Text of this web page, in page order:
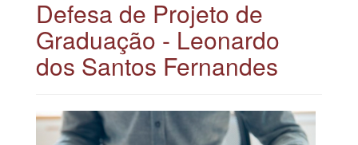
Defesa de Projeto de
Graduação - Leonardo
dos Santos Fernandes